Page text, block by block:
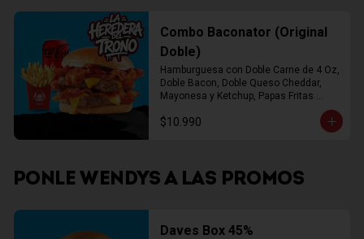
Combo Baconator (Original
Doble)
Hamburguesa con Doble Carne de 4 Oz,
Doble Bacon, Doble Queso Cheddar,
Mayonesa y Ketchup, Papas Fritas
$10.990
PONLE WENDYS A LAS PROMOS
Daves Box 45%